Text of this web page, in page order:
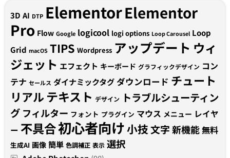
3D AI DTP ElementorElementor
Pro Flow Google logicool logi options Loop Carousel Loop
Grid macOS TIPS Wordpress アップデート ウィ
ジェット エフェクト キーボード グラフィックデザイン コン
テナ セールス ダイナミックタグダウンロード チュート
リアルテキスト デザイン トラブルシューティン
グ フィルター フォント プラグイン マウス メニュー レイヤ
ー 不具合初心者向け小技文字新機能無料
生成AI 画像 簡単 色調補正 表示 選択